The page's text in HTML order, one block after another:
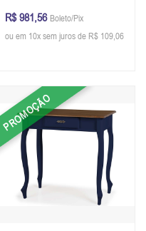
R$ 981,56 Boleto/Pix
ou em 10x sem juros de R$ 109,06
PROMOÇÃO